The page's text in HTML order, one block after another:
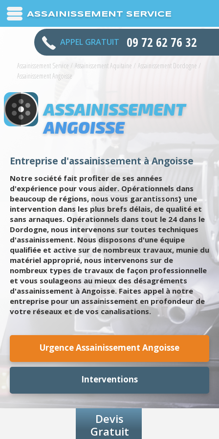
ASSAINISSEMENT SERVICE
APPEL GRATUIT 09 72 62 76 32
Assainissement Service / Assainissement Aquitaine / Assainissement Dordogne /
Assainissement Angoisse
ASSAINISSEMENT
ANGOISSE
Entreprise d'assainissement à Angoisse
Notre société fait profiter de ses années
d'expérience pour vous aider. Opérationnels dans
beaucoup de régions, nous vous garantissons} une
intervention dans les plus brefs délais, de qualité et
sans arnaques. Opérationnels dans tout le 24 dans le
Dordogne, nous intervenons sur toutes techniques
d'assainissement. Nous disposons d'une équipe
qualifiée et active sur de nombreux travaux, munie du
matériel approprié, nous intervenons sur de
nombreux types de travaux de façon professionnelle
et vous soulageons au mieux des désagréments
d'assainissement à Angoisse. Faites appel à notre
entreprise pour un assainissement en profondeur de
votre réseaux et de vos canalisations.
Urgence Assainissement Angoisse
Interventions
Devis
Gratuit